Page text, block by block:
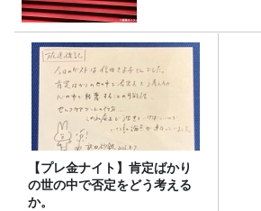
【プレ金ナイト】肯定ばかり
の世の中で否定をどう考える
か。